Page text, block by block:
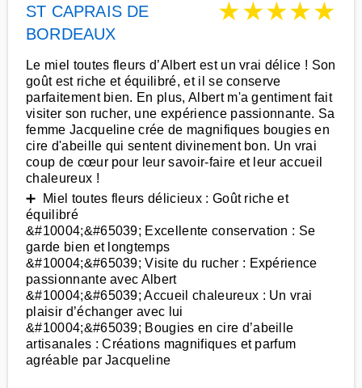
ST CAPRAIS DE
BORDEAUX
★★★★★
Le miel toutes fleurs d’Albert est un vrai délice ! Son
goût est riche et équilibré, et il se conserve
parfaitement bien. En plus, Albert m'a gentiment fait
visiter son rucher, une expérience passionnante. Sa
femme Jacqueline crée de magnifiques bougies en
cire d'abeille qui sentent divinement bon. Un vrai
coup de cœur pour leur savoir-faire et leur accueil
chaleureux !
➕ Miel toutes fleurs délicieux : Goût riche et
équilibré
&#10004;&#65039; Excellente conservation : Se
garde bien et longtemps
&#10004;&#65039; Visite du rucher : Expérience
passionnante avec Albert
&#10004;&#65039; Accueil chaleureux : Un vrai
plaisir d’échanger avec lui
&#10004;&#65039; Bougies en cire d’abeille
artisanales : Créations magnifiques et parfum
agréable par Jacqueline